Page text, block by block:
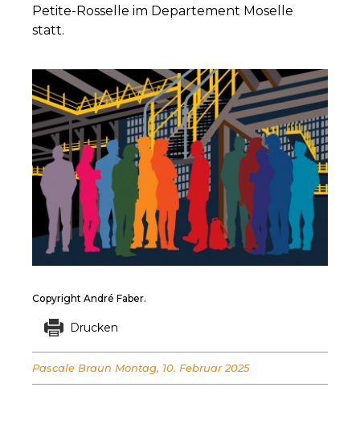
Petite-Rosselle im Departement Moselle
statt.
Copyright André Faber.
Drucken
Pascale Braun Montag, 10. Februar 2025